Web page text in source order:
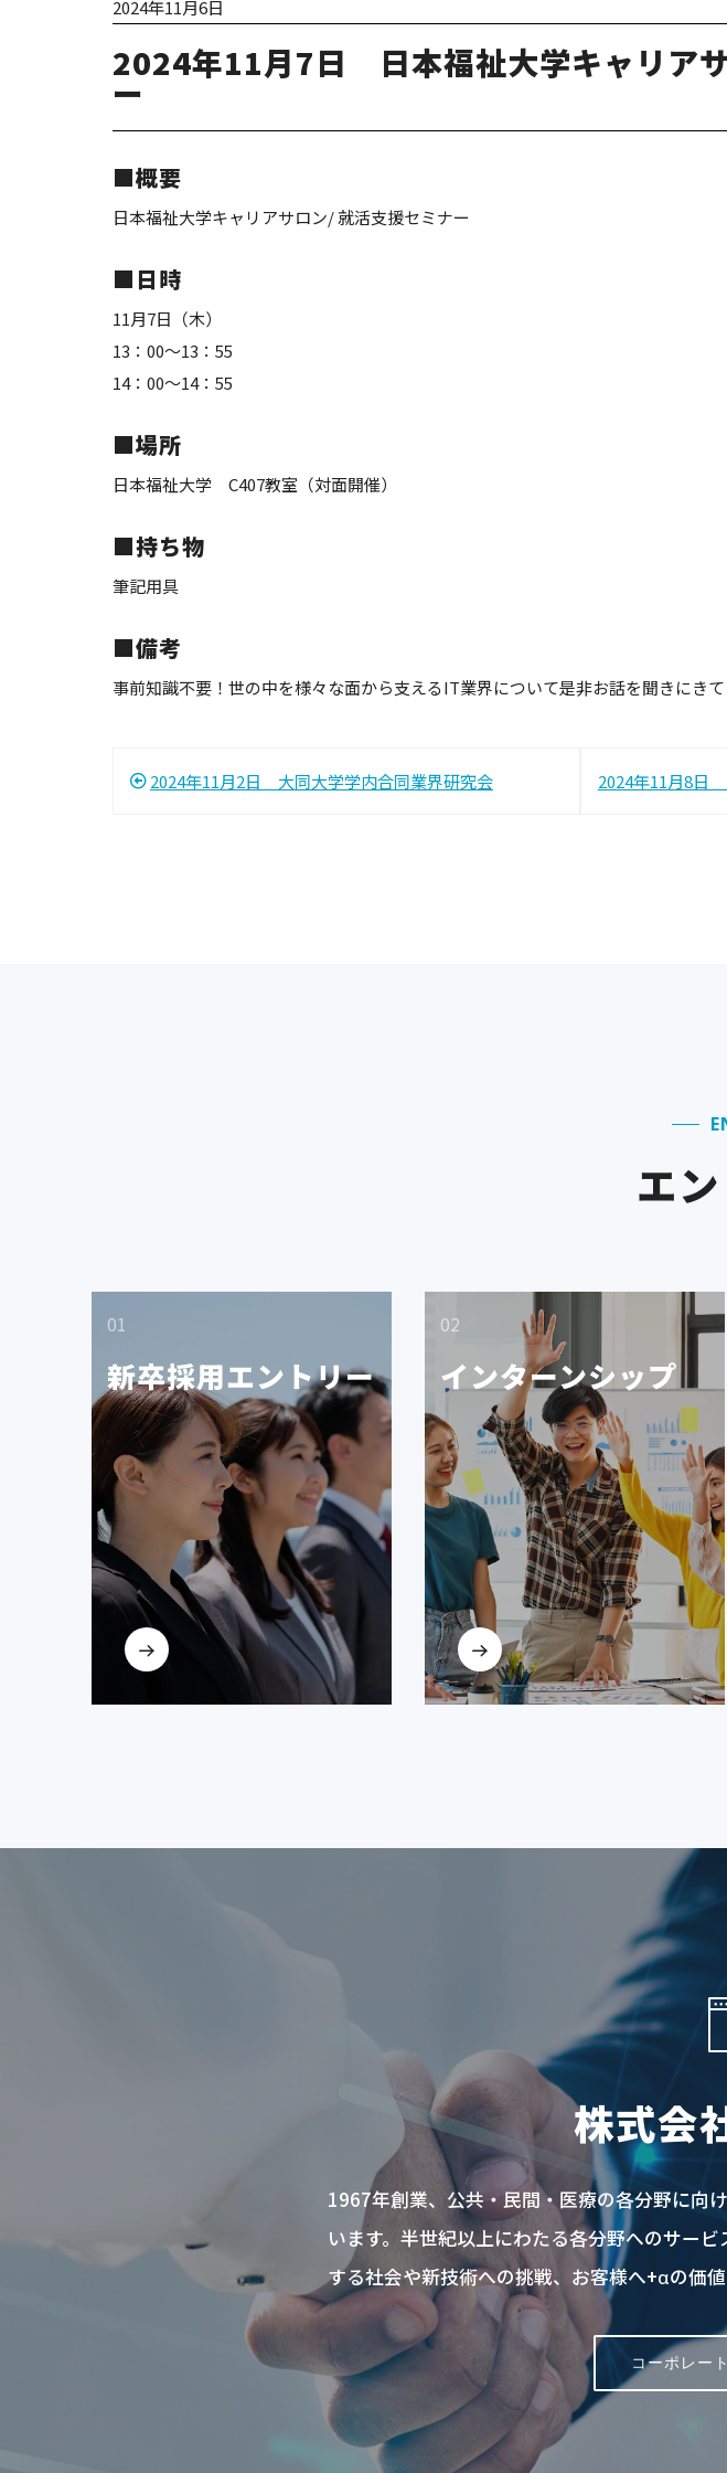
2024年11月6日
2024年11月7日 日本福祉大学キャリア
ー
■概要
日本福祉大学キャリアサロン/ 就活⽀援セミナー
■日時
11月7日（木）
13：00～13：55
14：00～14：55
■場所
日本福祉大学 C407教室（対面開催）
■持ち物
筆記用具
■備考
事前知識不要！世の中を様々な面から支えるIT業界について是非お話を聞きにきて
投
2024年11月2日 大同大学学内合同業界研究会 2024年11月8日
エ
01
新卒採用エントリー
02
インターンシップ
株式会
1967年創業、公共・民間・医療の各分野に向
います。半世紀以上にわたる各分野へのサー
する社会や新技術への挑戦、お客様へ+αの価値
コーポレー